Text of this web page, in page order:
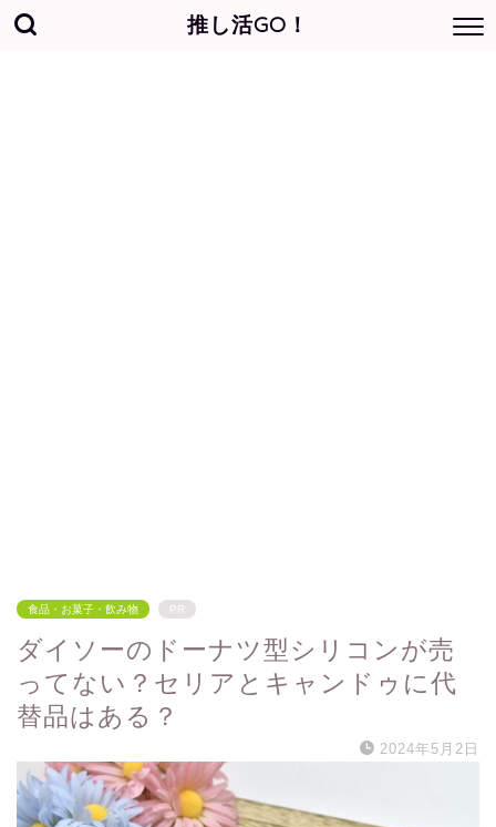
推し活GO！
食品・お菓子・飲み物 PR
ダイソーのドーナツ型シリコンが売
ってない？セリアとキャンドゥに代
替品はある？
2024年5月2日